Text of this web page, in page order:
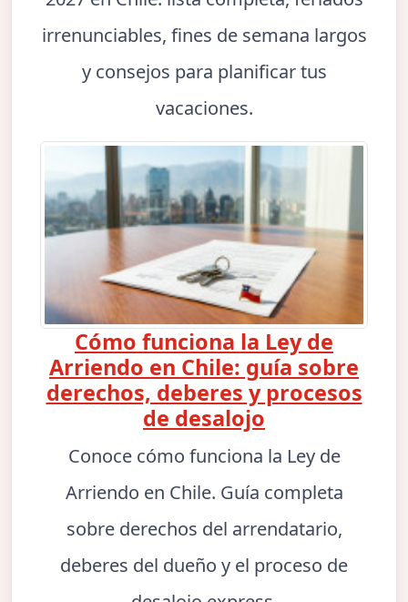
irrenunciables, fines de semana largos
y consejos para planificar tus
vacaciones.
Cómo funciona la Ley de
Arriendo en Chile: guía sobre
derechos, deberes y procesos
de desalojo
Conoce cómo funciona la Ley de
Arriendo en Chile. Guía completa
sobre derechos del arrendatario,
deberes del dueño y el proceso de